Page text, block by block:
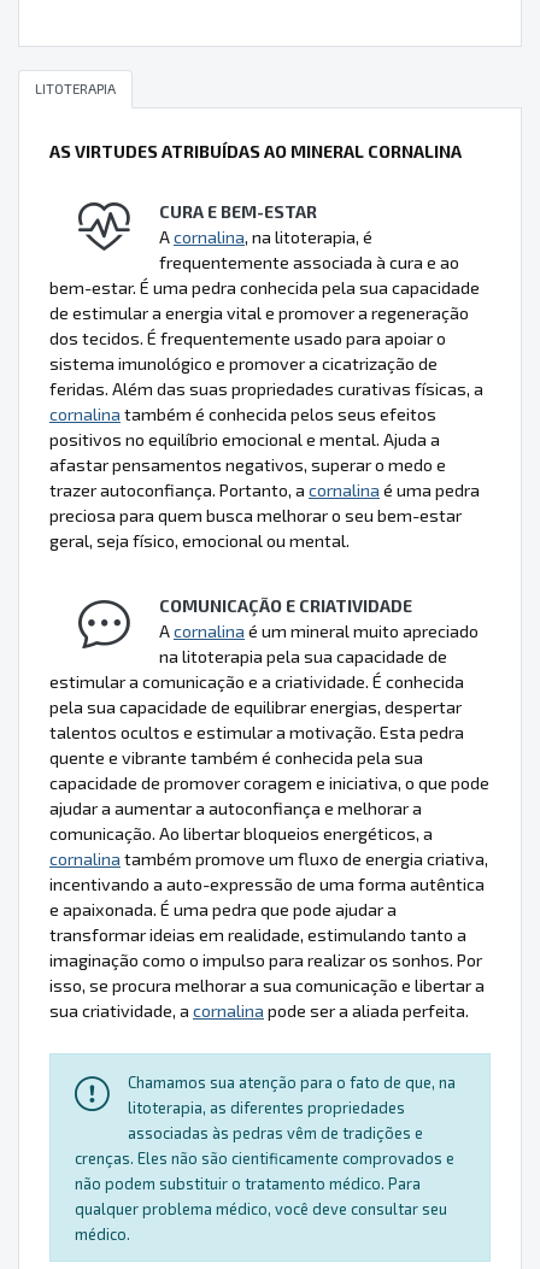
LITOTERAPIA
AS VIRTUDES ATRIBUÍDAS AO MINERAL CORNALINA
CURA E BEM-ESTAR
Acornalina, na litoterapia, é
frequentemente associada à cura e ao
bem-estar. É uma pedra conhecida pela sua capacidade
de estimular a energia vital e promover a regeneração
dos tecidos. É frequentemente usado para apoiar o
sistema imunológico e promover a cicatrização de
feridas. Além das suas propriedades curativas físicas, a
cornalina também é conhecida pelos seus efeitos
positivos no equilíbrio emocional e mental. Ajuda a
afastar pensamentos negativos, superar o medo e
trazer autoconfiança. Portanto, a cornalina é uma pedra
preciosa para quem busca melhorar o seu bem-estar
geral, seja físico, emocional ou mental.
COMUNICAÇÃO E CRIATIVIDADE
Acornalina é um mineral muito apreciado
na litoterapia pela sua capacidade de
estimular a comunicação e a criatividade. É conhecida
pela sua capacidade de equilibrar energias, despertar
talentos ocultos e estimular a motivação. Esta pedra
quente e vibrante também é conhecida pela sua
capacidade de promover coragem e iniciativa, o que pode
ajudar a aumentar a autoconfiança e melhorar a
comunicação. Ao libertar bloqueios energéticos, a
cornalina também promove um fluxo de energia criativa,
incentivando a auto-expressão de uma forma autêntica
e apaixonada. É uma pedra que pode ajudar a
transformar ideias em realidade, estimulando tanto a
imaginação como o impulso para realizar os sonhos. Por
isso, se procura melhorar a sua comunicação e libertar a
sua criatividade, a cornalina pode ser a aliada perfeita.
Chamamos sua atenção para o fato de que, na
litoterapia, as diferentes propriedades
associadas às pedras vêm de tradições e
crenças. Eles não são cientificamente comprovados e
não podem substituir o tratamento médico. Para
qualquer problema médico, você deve consultar seu
médico.